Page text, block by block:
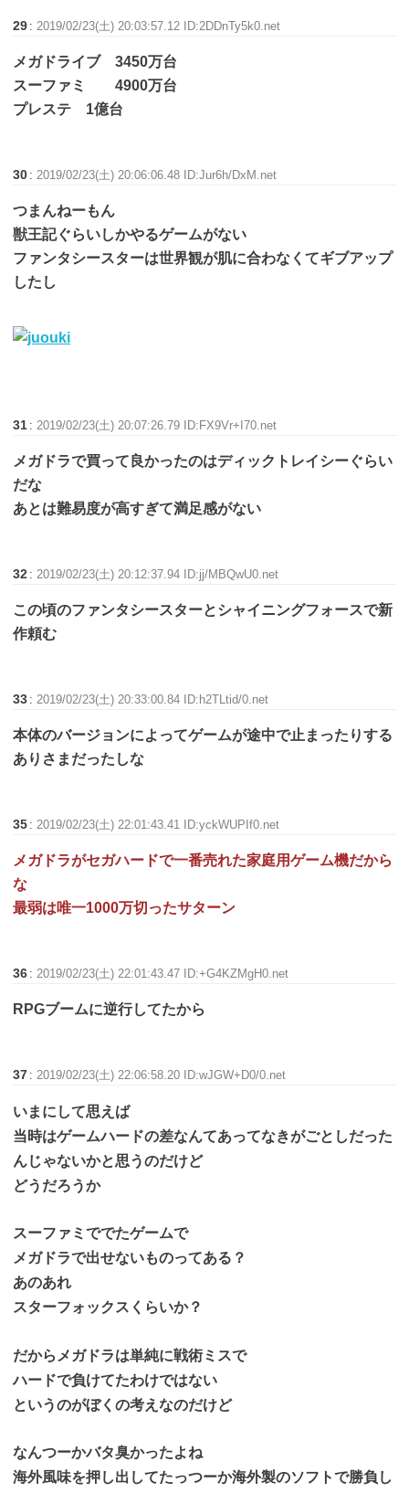
29 : 2019/02/23(土) 20:03:57.12 ID:2DDnTy5k0.net
メガドライブ 3450万台
スーファミ 4900万台
プレステ 1億台
30 : 2019/02/23(土) 20:06:06.48 ID:Jur6h/DxM.net
つまんねーもん
獣王記ぐらいしかやるゲームがない
ファンタシースターは世界観が肌に合わなくてギブアップ
したし
31 : 2019/02/23(土) 20:07:26.79 ID:FX9Vr+I70.net
メガドラで買って良かったのはディックトレイシーぐらい
だな
あとは難易度が高すぎて満足感がない
32 :2019/02/23(土) 20:12:37.94 ID:jj/MBQwU0.net
この頃のファンタシースターとシャイニングフォースで新
作頼む
33 :2019/02/23(土) 20:33:00.84 ID:h2TLtid/0.net
本体のバージョンによってゲームが途中で止まったりする
ありさまだったしな
35 :2019/02/23(土) 22:01:43.41 ID:yckWUPIf0.net
メガドラがセガハードで一番売れた家庭用ゲーム機だから
な
最弱は唯一1000万切ったサターン
36 :2019/02/23(土) 22:01:43.47 ID:+G4KZMgH0.net
RPGブームに逆行してたから
37 :2019/02/23(土) 22:06:58.20 ID:wJGW+D0/0.net
いまにして思えば
当時はゲームハードの差なんてあってなきがごとしだった
んじゃないかと思うのだけど
どうだろうか
スーファミででたゲームで
メガドラで出せないものってある？
あのあれ
スターフォックスくらいか？
だからメガドラは単純に戦術ミスで
ハードで負けてたわけではない
というのがぼくの考えなのだけど
なんつーかバタ臭かったよね
海外風味を押し出してたっつーか海外製のソフトで勝負し